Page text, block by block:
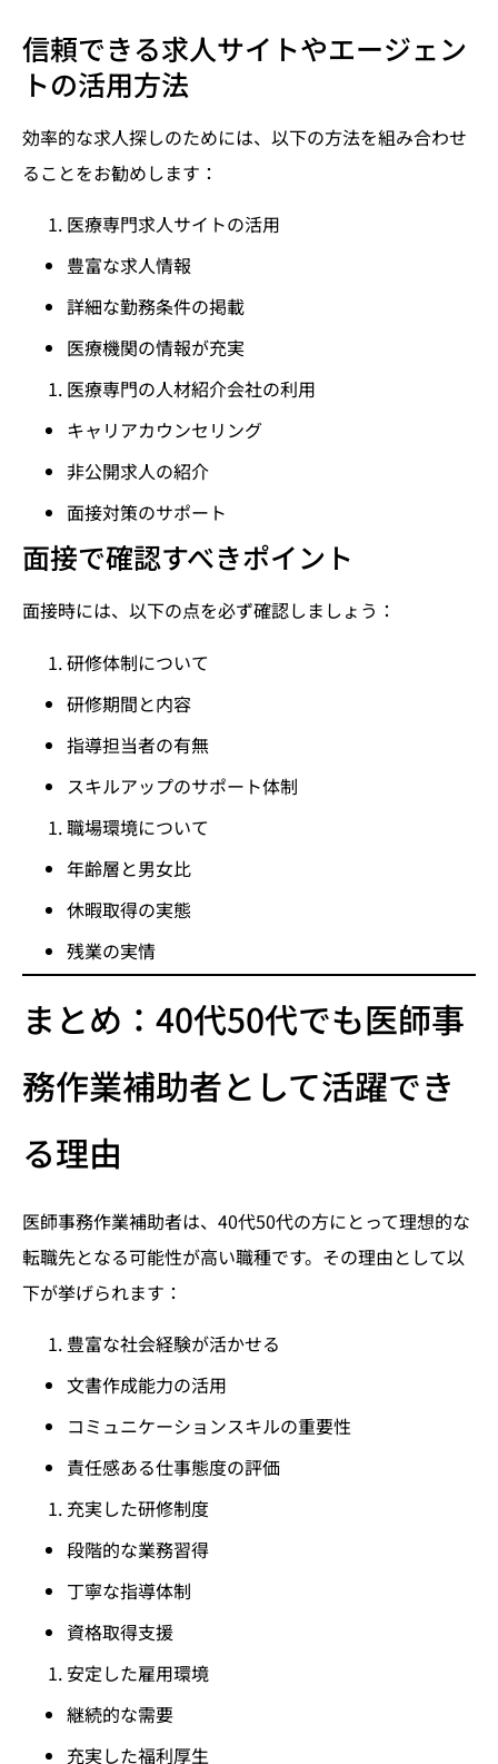
信頼できる求人サイトやエージェン
トの活用方法
効率的な求人探しのためには、以下の方法を組み合わせ
ることをお勧めします：
医療専門求人サイトの活用
豊富な求人情報
詳細な勤務条件の掲載
医療機関の情報が充実
医療専門の人材紹介会社の利用
キャリアカウンセリング
非公開求人の紹介
面接対策のサポート
面接で確認すべきポイント
面接時には、以下の点を必ず確認しましょう：
研修体制について
研修期間と内容
指導担当者の有無
スキルアップのサポート体制
職場環境について
年齢層と男女比
休暇取得の実態
残業の実情
まとめ：40代50代でも医師事
務作業補助者として活躍でき
る理由
医師事務作業補助者は、40代50代の方にとって理想的な
転職先となる可能性が高い職種です。その理由として以
下が挙げられます：
豊富な社会経験が活かせる
文書作成能力の活用
コミュニケーションスキルの重要性
責任感ある仕事態度の評価
充実した研修制度
段階的な業務習得
丁寧な指導体制
資格取得支援
安定した雇用環境
継続的な需要
充実した福利厚生